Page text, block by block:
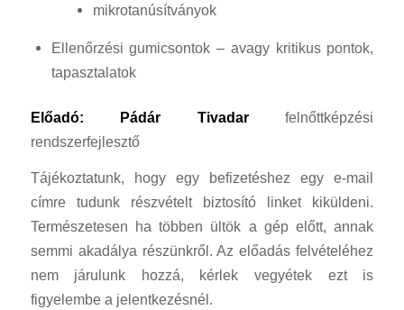
mikrotanúsítványok
Ellenőrzési gumicsontok – avagy kritikus pontok,
tapasztalatok
Előadó: Pádár Tivadarfelnőttképzési
rendszerfejlesztő
Tájékoztatunk, hogy egy befizetéshez egy e-mail
címre tudunk részvételt biztosító linket kiküldeni.
Természetesen ha többen ültök a gép előtt, annak
semmi akadálya részünkről. Az előadás felvételéhez
nem járulunk hozzá, kérlek vegyétek ezt is
figyelembe a jelentkezésnél.